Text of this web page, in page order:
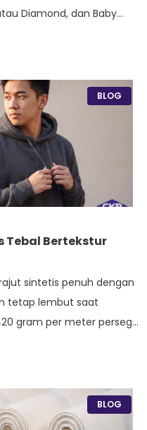
Diamond, dan Baby
angka ketebalan
BLOG
Tebal Bertekstur
sintetis penuh dengan
tetap lembut saat
gram per meter persegi,
kain ini pas untuk
BLOG